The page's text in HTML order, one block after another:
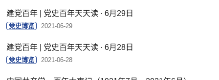
建党百年 | 党史百年天天读 · 6月29日
党史博览 2021-06-29
建党百年 | 党史百年天天读 · 6月28日
党史博览 2021-06-28